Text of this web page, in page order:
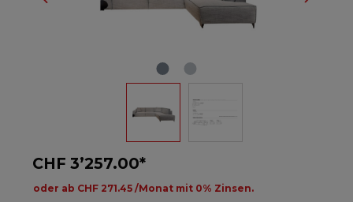
CHF 3’257.00*
oder ab CHF 271.45 /Monat mit 0% Zinsen.